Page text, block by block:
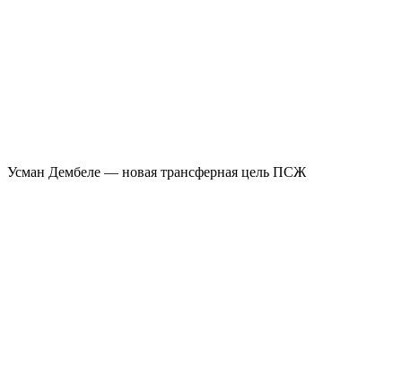
Усман Дембеле — новая трансферная цель ПСЖ